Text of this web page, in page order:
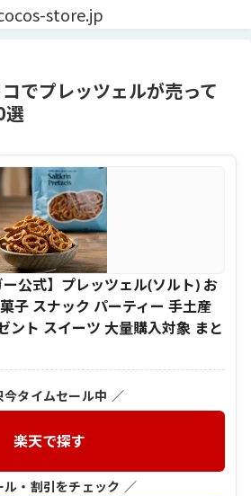
store.jp
コでプレッツェルが売って
選
ー公式】プレッツェル(ソルト) お
子 スナック パーティー 手土産
ント スイーツ 大量購入対象 まと
今タイムセール中 ／
楽天で探す
ル・割引をチェック ／